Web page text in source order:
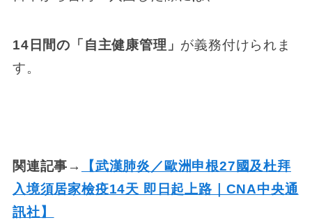
14日間の「自主健康管理」 が義務付けられま
す。
関連記事→
【武漢肺炎／歐洲申根27國及杜拜
入境須居家檢疫14天 即日起上路｜CNA中央通
訊社】